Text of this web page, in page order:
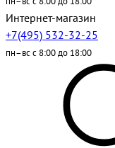
Интернет-магазин
+7(495) 532-32-25
пн–вс с 8:00 до 18:00